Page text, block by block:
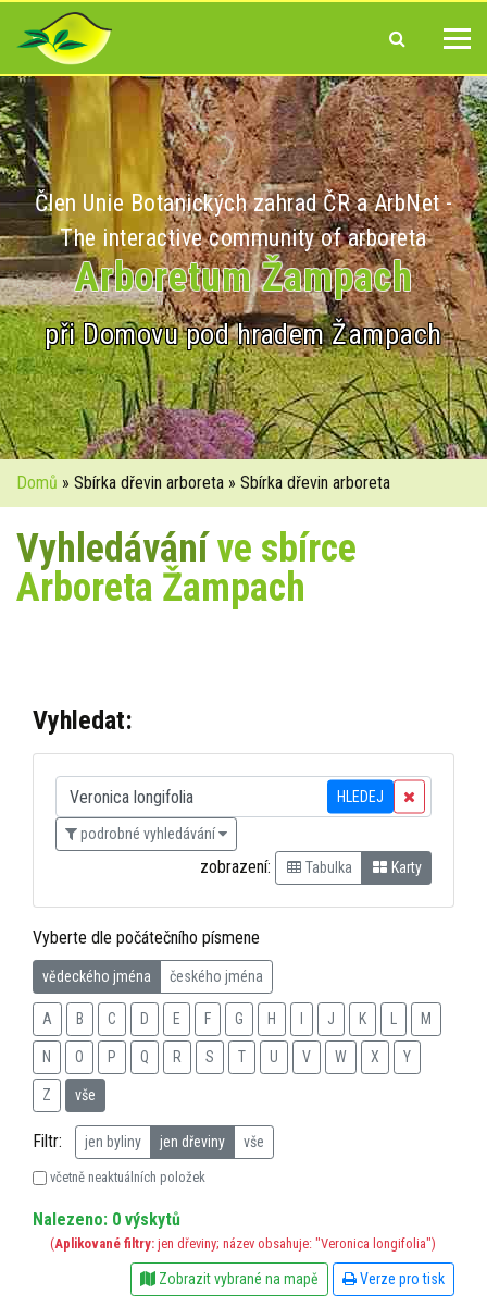
Člen Unie Botanických zahrad ČR a ArbNet -
The interactive community of arboreta
Arboretum Žampach
při Domovu pod hradem Žampach
Domů » Sbírka dřevin arboreta » Sbírka dřevin arboreta
Vyhledáváníve sbírce
Arboreta Žampach
Vyhledat:
HLEDEJ
podrobné vyhledávání
zobrazení: Tabulka Karty
Vyberte dle počátečního písmene
vědeckého jména českého jména
A B C D E F G H J K M
N O P Q R S T U V W X Y
Z vše
Filtr: jen byliny jen dřeviny vše
včetně neaktuálních položek
Nalezeno: 0 výskytů
(Aplikované filtry: jen dřeviny; název obsahuje: "Veronica longifolia")
Zobrazit vybrané na mapě Verze pro tisk